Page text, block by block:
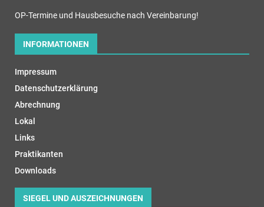
OP-Termine und Hausbesuche nach Vereinbarung!
INFORMATIONEN
Impressum
Datenschutzerklärung
Abrechnung
Lokal
Links
Praktikanten
Downloads
SIEGEL UND AUSZEICHNUNGEN